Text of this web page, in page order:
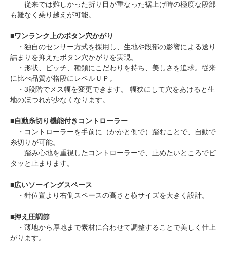
従来では難しかった折り目が重なった裾上げ時の極度な段部
も難なく乗り越えが可能。
■ワンランク上のボタン穴かがり
・独自のセンサー方式を採用し、生地や段部の影響による送り
詰まりを抑えたボタン穴かがりを実現。
・形状、ピッチ、種類にこだわりを持ち、美しさを追求。従来
に比べ品質が格段にレベルＵＰ。
・3段階でメス幅を変更できます。 幅狭にして穴をあけると生
地のほつれが少なくなります。
■自動糸切り機能付きコントローラー
・コントローラーを手前に（かかと側で）踏むことで、自動で
糸切りが可能。
踏み心地を重視したコントローラーで、止めたいところでピ
タッと止まります。
■広いソーイングスペース
・針位置より右側スペースの高さと横サイズを大きく設計。
■押え圧調節
・薄地から厚地まで素材に合わせて調整することで美しく仕上
がります。